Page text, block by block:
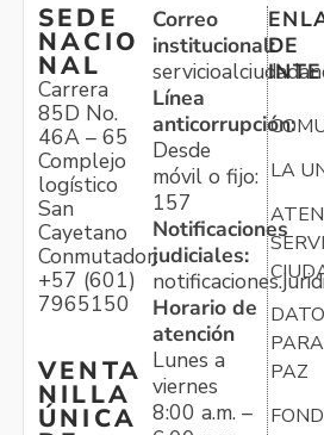
SEDE
NACIO
NAL
Carrera
85D No.
46A – 65
Complejo
logístico
San
Cayetano
Conmutador:
+57 (601)
7965150
VENTA
NILLA
ÚNICA
Correo
institucional:
Línea
anticorrupción:
Desde
móvil o fijo:
157
Notificaciones
judiciales:
Horario de
atención
Lunes a
viernes
8:00 a.m. –
DE
LA
PAZ